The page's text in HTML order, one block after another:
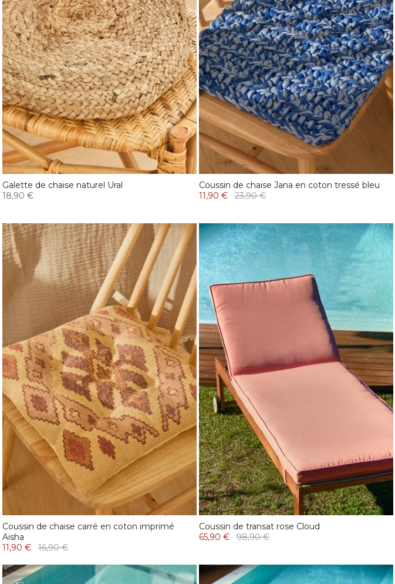
Galette de chaise naturel Ural
18,90 €
Coussin de chaise Jana en coton tressé bleu
11,90 €
23,90 €
Coussin de chaise carré en coton imprimé
Aisha
11,90 €
16,90 €
Coussin de transat rose Cloud
65,90 €
98,90 €